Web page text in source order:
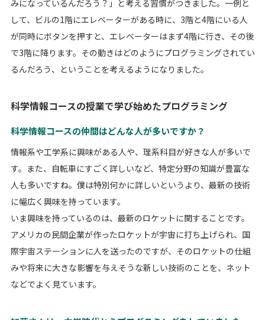
みになっているんだろう？」と考える習慣がつきました。一例と
して、ビルの1階にエレベーターがある時に、3階と4階にいる人
が同時にボタンを押すと、エレベーターはまず4階に行き、その後
で3階に降ります。その動きはどのようにプログラミングされてい
るんだろう、ということを考えるようになりました。
科学情報コースの授業で学び始めたプログラミング
科学情報コースの仲間はどんな人が多いですか？
情報系や工学系に興味がある人や、理系科目が好きな人が多いで
す。また、自転車にすごく詳しいなど、特定分野の知識が豊富な
人も多いですね。僕は特別何かに詳しいというより、最新の技術
に幅広く興味を持っています。
いま興味を持っているのは、最新のロケットに関することです。
アメリカの民間企業が作ったロケットが宇宙に打ち上げられ、国
際宇宙ステーションに人を送ったのですが、そのロケットの仕組
みや将来に大きな影響を与えそうな新しい技術のことを、ネット
などでよく見ています。